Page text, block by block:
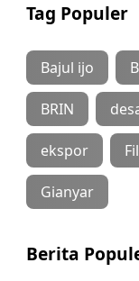
Tag Populer
Bajul ijo
BRIN
ekspor
Gianyar
Berita